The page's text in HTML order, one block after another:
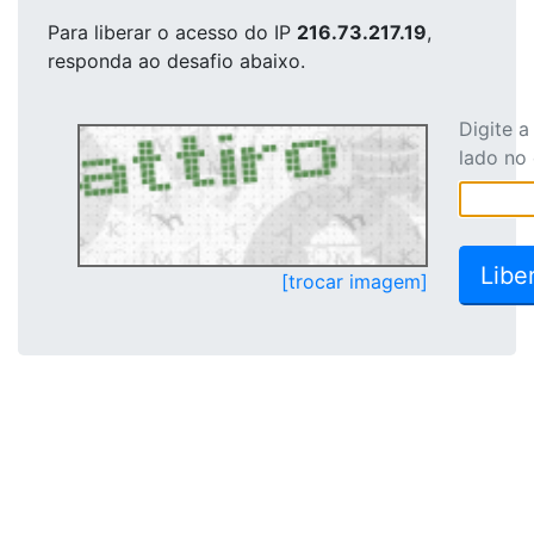
Para liberar o acesso do IP 216.73.217.19,
responda ao desafio abaixo.
[trocar imagem]
Digite
lado no